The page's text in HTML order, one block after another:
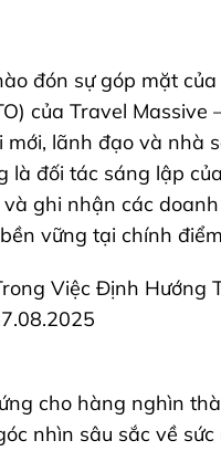
đón sự góp mặt
của Travel Massive
lãnh đạo và nhà
đối tác sáng lập
ghi nhận các
vững tại chính
Việc Định Hướng
cho hàng nghìn
nhìn sâu sắc về